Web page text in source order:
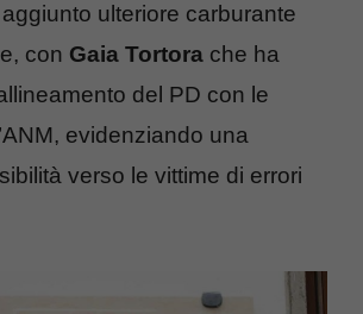
ulteriore carburante
con Gaia Tortora che ha
del PD con le
evidenziando una
verso le vittime di errori